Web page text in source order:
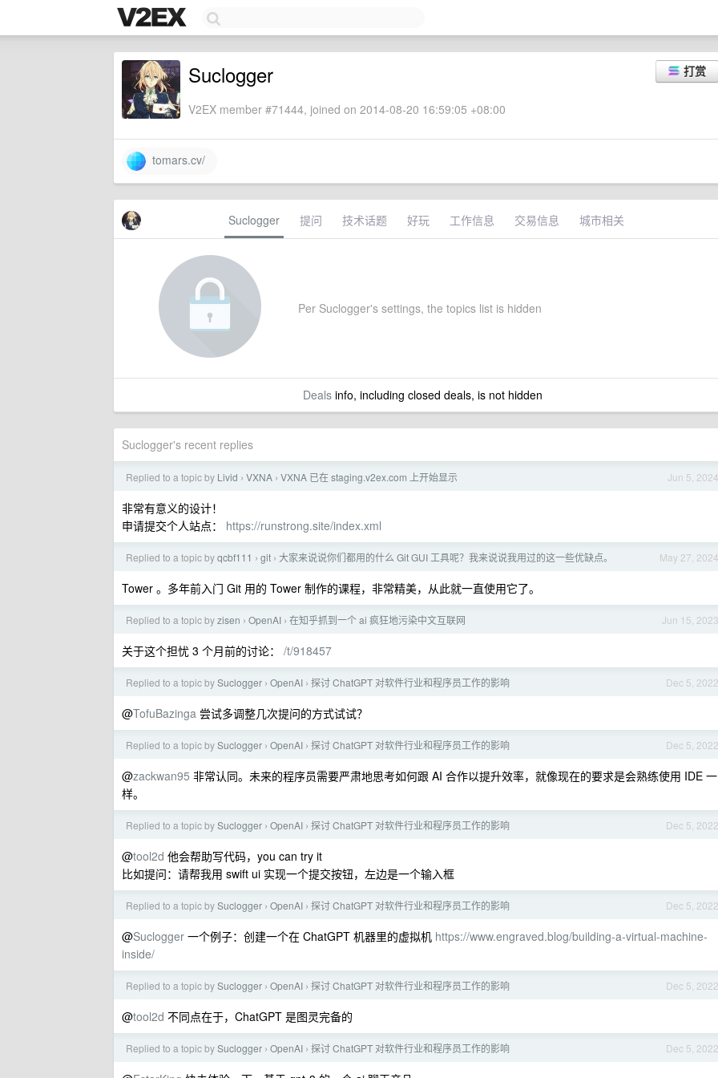
打赏
Suclogger
V2EX member #71444, joined on 2014-08-20 16:59:05 +08:00
tomars.cv/
Suclogger 提问 技术话题 好玩 工作信息 交易信息 城市相关
Per Suclogger's settings, the topics list is hidden
Dealsinfo, including closed deals, is not hidden
Suclogger's recent replies
Jun 5, 2024
Replied to a topic by Livid › VXNA › VXNA 已在 staging.v2ex.com 上开始显示
非常有意义的设计！
申请提交个人站点： https://runstrong.site/index.xml
May 27, 2024
Replied to a topic byqcbf111 › git › 大家来说说你们都用的什么 Git GUI 工具呢？我来说说我用过的这一些优缺点。
Tower 。多年前入门 Git 用的 Tower 制作的课程，非常精美，从此就一直使用它了。
Jun 15, 2023
Replied to a topic byzisen › OpenAI › 在知乎抓到一个 ai 疯狂地污染中文互联网
关于这个担忧 3 个月前的讨论： /t/918457
Dec 5, 2022
Replied to a topic bySuclogger › OpenAI › 探讨 ChatGPT 对软件行业和程序员工作的影响
@TofuBazinga 尝试多调整几次提问的方式试试？
Dec 5, 2022
Replied to a topic bySuclogger › OpenAI › 探讨 ChatGPT 对软件行业和程序员工作的影响
@zackwan95 非常认同。未来的程序员需要严肃地思考如何跟 AI 合作以提升效率，就像现在的要求是会熟练使用 IDE 一
样。
Dec 5, 2022
Replied to a topic bySuclogger › OpenAI › 探讨 ChatGPT 对软件行业和程序员工作的影响
@tool2d 他会帮助写代码，you can try it
比如提问：请帮我用 swift ui 实现一个提交按钮，左边是一个输入框
Dec 5, 2022
Replied to a topic bySuclogger › OpenAI › 探讨 ChatGPT 对软件行业和程序员工作的影响
@Suclogger 一个例子：创建一个在 ChatGPT 机器里的虚拟机 https://www.engraved.blog/building-a-virtual-machine-
inside/
Dec 5, 2022
Replied to a topic bySuclogger › OpenAI › 探讨 ChatGPT 对软件行业和程序员工作的影响
@tool2d 不同点在于，ChatGPT 是图灵完备的
Dec 5, 2022
Replied to a topic bySuclogger › OpenAI › 探讨 ChatGPT 对软件行业和程序员工作的影响